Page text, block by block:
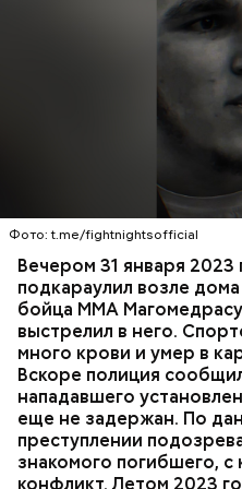
Фото: t.me/fightnightsofficial
Вечером 31 января 2023
подкараулил возле
бойца ММА
выстрелил в него.
много крови и умер в
Вскоре полиция
нападавшего
еще не задержан. По
преступлении
знакомого погибшего,
конфликт. Летом 2023
Вечером 31 января
тренировки. Во дворе
Гапцахской в Махачкале
неизвестный. Он
Очевидцы трагедии
помощь, однако врачи
пострадавший умер по
СПОРТ
РЕСПУБЛИКА ДАГЕСТАН
— Мое глубокое
одновременно хорошим
К 2023 году число
воспитываемых в семье
15, самый младший из
2019 году. В частности,
2012 году. Кроме того,
женщина рассказала в
ребенка, которого она
детского дома.